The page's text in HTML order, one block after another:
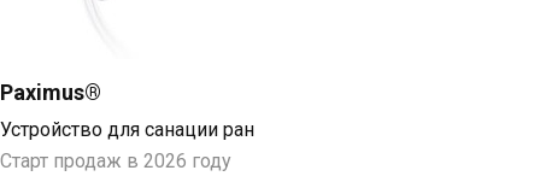
Paximus®
Устройство для санации ран
Старт продаж в 2026 году